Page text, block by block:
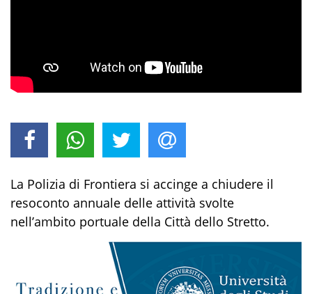
La Polizia di Frontiera si accinge a chiudere il
resoconto annuale delle attività svolte
nell’ambito portuale della Città dello Stretto.